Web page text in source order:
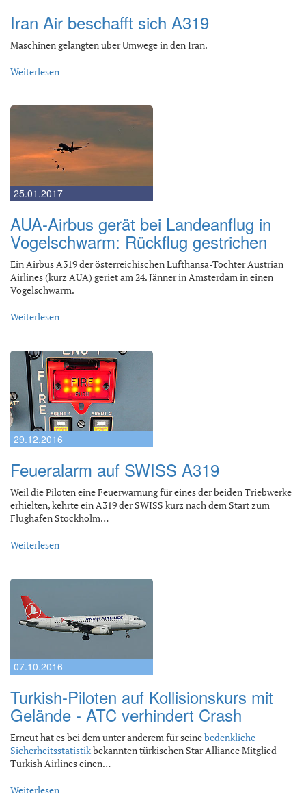
Iran Air beschafft sich A319
Maschinen gelangten über Umwege in den Iran.
Weiterlesen
25.01.2017
AUA-Airbus gerät bei Landeanflug in
Vogelschwarm: Rückflug gestrichen
Ein Airbus A319 der österreichischen Lufthansa-Tochter Austrian
Airlines (kurz AUA) geriet am 24. Jänner in Amsterdam in einen
Vogelschwarm.
Weiterlesen
29.12.2016
Feueralarm auf SWISS A319
Weil die Piloten eine Feuerwarnung für eines der beiden Triebwerke
erhielten, kehrte ein A319 der SWISS kurz nach dem Start zum
Flughafen Stockholm…
Weiterlesen
07.10.2016
Turkish-Piloten auf Kollisionskurs mit
Gelände - ATC verhindert Crash
Erneut hat es bei dem unter anderem für seinebedenkliche
Sicherheitsstatistikbekannten türkischen Star Alliance Mitglied
Turkish Airlines einen…
Weiterlesen